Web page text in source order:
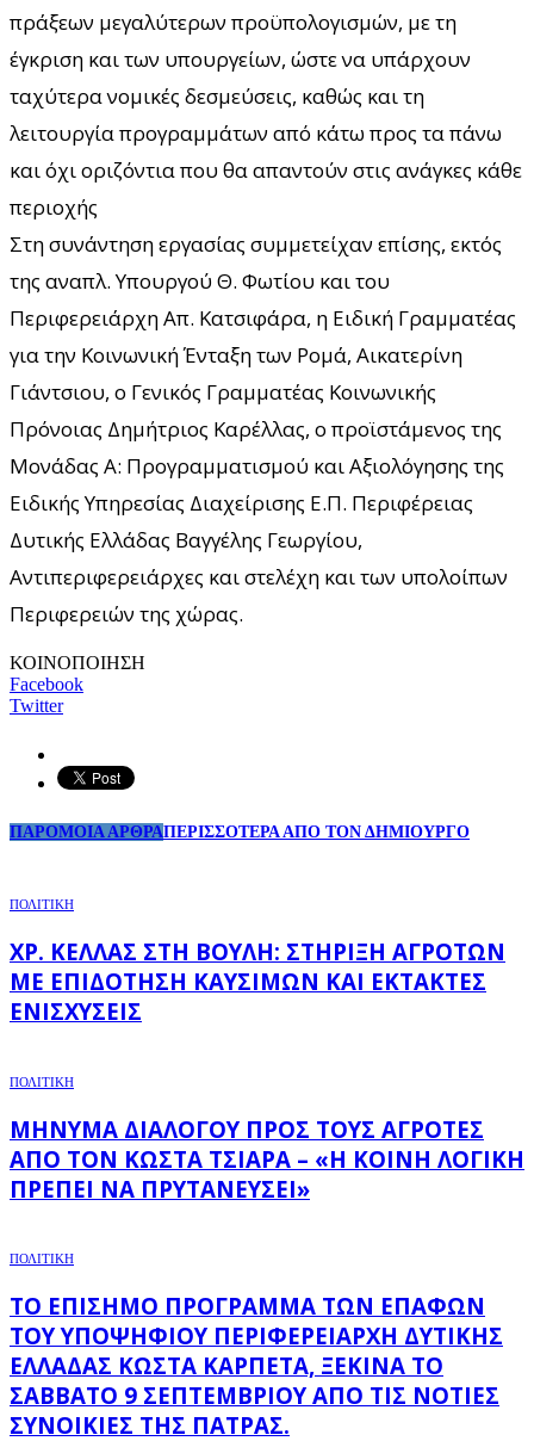
πράξεων μεγαλύτερων προϋπολογισμών, με τη
έγκριση και των υπουργείων, ώστε να υπάρχουν
ταχύτερα νομικές δεσμεύσεις, καθώς και τη
λειτουργία προγραμμάτων από κάτω προς τα πάνω
και όχι οριζόντια που θα απαντούν στις ανάγκες κάθε
περιοχής
Στη συνάντηση εργασίας συμμετείχαν επίσης, εκτός
της αναπλ. Υπουργού Θ. Φωτίου και του
Περιφερειάρχη Απ. Κατσιφάρα, η Ειδική Γραμματέας
για την Κοινωνική Ένταξη των Ρομά, Αικατερίνη
Γιάντσιου, ο Γενικός Γραμματέας Κοινωνικής
Πρόνοιας Δημήτριος Καρέλλας, ο προϊστάμενος της
Μονάδας Α: Προγραμματισμού και Αξιολόγησης της
Ειδικής Υπηρεσίας Διαχείρισης Ε.Π. Περιφέρειας
Δυτικής Ελλάδας Βαγγέλης Γεωργίου,
Αντιπεριφερειάρχες και στελέχη και των υπολοίπων
Περιφερειών της χώρας.
ΚΟΙΝΟΠΟΙΗΣΗ
Facebook
Twitter
ΠΑΡΟΜΟΙΑ ΑΡΘΡΑΠΕΡΙΣΣΟΤΕΡΑ ΑΠΟ ΤΟΝ ΔΗΜΙΟΥΡΓΟ
ΠΟΛΙΤΙΚΗ
ΧΡ. ΚΈΛΛΑΣ ΣΤΗ ΒΟΥΛΉ: ΣΤΉΡΙΞΗ ΑΓΡΟΤΏΝ
ΜΕ ΕΠΙΔΌΤΗΣΗ ΚΑΥΣΊΜΩΝ ΚΑΙ ΈΚΤΑΚΤΕΣ
ΕΝΙΣΧΎΣΕΙΣ
ΠΟΛΙΤΙΚΗ
ΜΉΝΥΜΑ ΔΙΑΛΌΓΟΥ ΠΡΟΣ ΤΟΥΣ ΑΓΡΌΤΕΣ
ΑΠΌ ΤΟΝ ΚΏΣΤΑ ΤΣΙΆΡΑ – «Η ΚΟΙΝΉ ΛΟΓΙΚΉ
ΠΡΈΠΕΙ ΝΑ ΠΡΥΤΑΝΕΎΣΕΙ»
ΠΟΛΙΤΙΚΗ
ΤΟ ΕΠΊΣΗΜΟ ΠΡΌΓΡΑΜΜΑ ΤΩΝ ΕΠΑΦΏΝ
ΤΟΥ ΥΠΟΨΉΦΙΟΥ ΠΕΡΙΦΕΡΕΙΆΡΧΗ ΔΥΤΙΚΉΣ
ΕΛΛΆΔΑΣ ΚΏΣΤΑ ΚΑΡΠΈΤΑ, ΞΕΚΙΝΆ ΤΟ
ΣΆΒΒΑΤΟ 9 ΣΕΠΤΕΜΒΡΊΟΥ ΑΠΌ ΤΙΣ ΝΌΤΙΕΣ
ΣΥΝΟΙΚΊΕΣ ΤΗΣ ΠΆΤΡΑΣ.